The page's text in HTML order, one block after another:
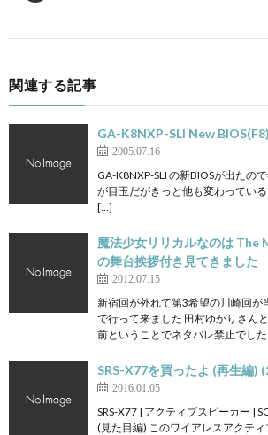
関連する記事
GA-K8NXP-SLI New BIOS(F8)
2005.07.16
GA-K8NXP-SLI の新BIOSが出たの
が目玉だがきっと他も変わってい
[…]
魔法少女リリカルなのは The
の舞台挨拶付き見てきました
2012.07.15
新宿回が外れて第3希望の川崎回が
で行って来ました 田村ゆかりさん
前ということでネタバレ禁止でし
SRS-X77を買ったよ (再生編)
2016.01.05
SRS-X77 | アクティブスピーカー |
(見た目編) このワイアレスアクテ